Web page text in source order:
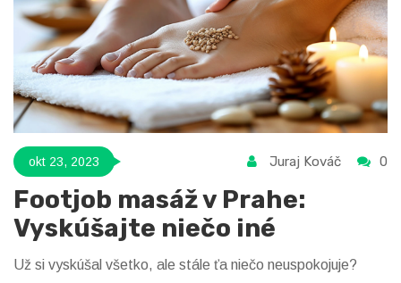
okt 23, 2023 Juraj Kováč 0
Footjob masáž v Prahe:
Vyskúšajte niečo iné
Už si vyskúšal všetko, ale stále ťa niečo neuspokojuje?